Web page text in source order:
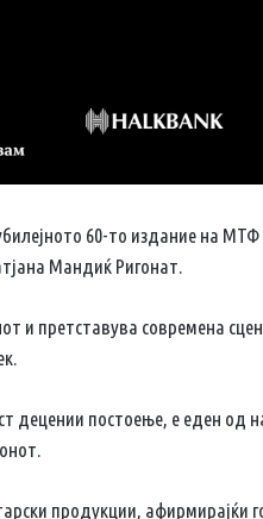
60-то издание на
Мандиќ Ригонат.
и претставува современа
постоење, е еден од
продукции, афирмирајќи